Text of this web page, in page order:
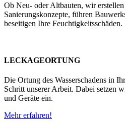
Ob Neu- oder Altbauten, wir
Sanierungskonzepte, führen
beseitigen Ihre Feuchtigkeitsschäden.
LECKAGEORTUNG
Die Ortung des Wasserschadens in
Schritt unserer Arbeit. Dabei setzen
und Geräte ein.
Mehr erfahren!